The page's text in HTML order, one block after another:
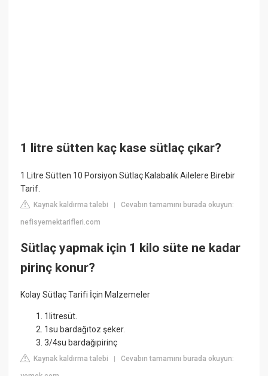
1 litre sütten kaç kase sütlaç çıkar?
1 Litre Sütten 10 Porsiyon Sütlaç Kalabalık Ailelere Birebir
Tarif.
Kaynak kaldırma talebi |Cevabın tamamını burada okuyun:
nefisyemektarifleri.com
Sütlaç yapmak için 1 kilo süte ne kadar
pirinç konur?
Kolay Sütlaç Tarifi İçin Malzemeler
1litresüt.
1su bardağıtoz şeker.
3/4su bardağıpirinç
Kaynak kaldırma talebi |Cevabın tamamını burada okuyun: